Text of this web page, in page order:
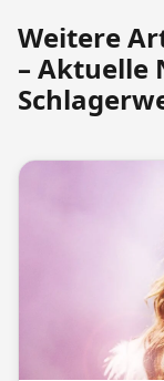
Weitere
– Aktuelle